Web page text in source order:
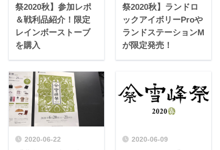
祭2020秋】参加レポ
＆戦利品紹介！限定
レインボーストーブ
を購入
祭2020秋】ランドロ
ックアイボリーProや
ランドステーションM
が限定発売！
2020-06-22 2020-06-09